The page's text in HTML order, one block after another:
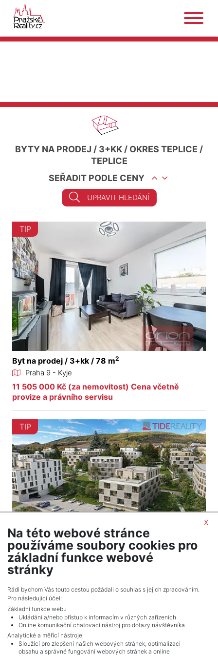
BYTY NA PRODEJ / 3+KK / OKRES TEPLICE /
TEPLICE
SEŘADIT PODLE CENY
UPRAVIT HLEDÁNÍ
TIP
Byt na prodej / 3+kk / 78 m2
Praha 9 - Kyje
11 505 000 Kč (za nemovitost) Cena včetně
provize a právního servisu
TIP
Byt na prodej / 3+kk / 96 m2
Beroun-Město - Beroun
Info o ceně u RK
x
Na této webové stránce
používáme soubory cookies pro
základní funkce webové
stránky
Rádi bychom Vás touto cestou požádali o souhlas s jejich zpracováním.
Pro následující účel:
Základní funkce webu
Ukládání a/nebo přístup k informacím v různých zařízeních
Online komunikační chatovací nástroj pro dotazy návštěvníka
Analytické a měřící nástroje
Sloužící pro zlepšení našich webových stránek, optimalizaci
obsahu a správné fungování webových stránek a online